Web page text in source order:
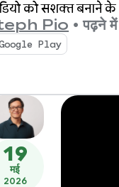
को सशक्त बनाने के
Pio • पढ़ने में
Play
19
मई
2026